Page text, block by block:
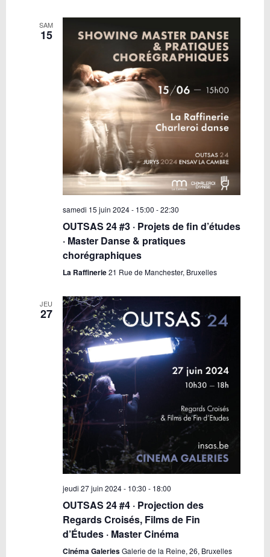
SAM
15
samedi 15 juin 2024 - 15:00 -22:30
OUTSAS 24 #3 · Projets de fin d’études
· Master Danse & pratiques
chorégraphiques
La Raffinerie21 Rue de Manchester, Bruxelles
JEU
27
jeudi 27 juin 2024 - 10:30 - 18:00
OUTSAS 24 #4 · Projection des
Regards Croisés, Films de Fin
d’Études · Master Cinéma
Cinéma GaleriesGalerie de la Reine, 26, Bruxelles